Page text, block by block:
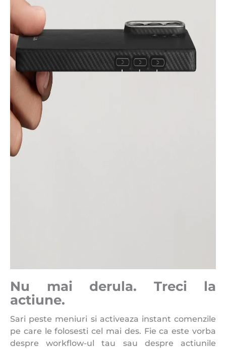
Nu mai derula. Treci la
actiune.
Sari peste meniuri si activeaza instant comenzile
pe care le folosesti cel mai des. Fie ca este vorba
despre workflow-ul tau sau despre actiunile